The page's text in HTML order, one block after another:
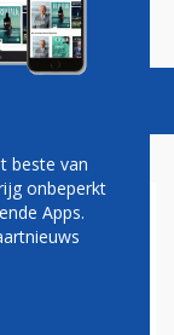
Vacatures
beste van
onbeperkt
Apps.